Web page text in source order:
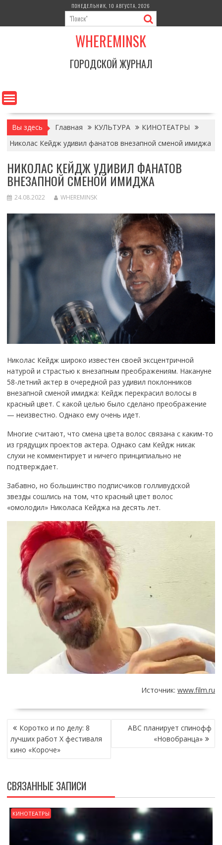
содержимому
ПОНЕДЕЛЬНИК, 10 АВГУСТА, 2026
WHEREMINSK
ГОРОДСКОЙ ЖУРНАЛ
Вы здесь Главная КУЛЬТУРА
КИНОТЕАТРЫ
Николас Кейдж удивил фанатов внезапной сменой имиджа
НИКОЛАС КЕЙДЖ УДИВИЛ ФАНАТОВ
ВНЕЗАПНОЙ СМЕНОЙ ИМИДЖА
24.08.2022 WHEREMINSK
Николас Кейдж широко известен своей эксцентричной
натурой и страстью к внезапным преображениям. Накануне
58-летний актер в очередной раз удивил поклонников
внезапной сменой имиджа: Кейдж перекрасил волосы в
красный цвет. С какой целью было сделано преображение
— неизвестно. Однако ему очень идет.
Многие считают, что смена цвета волос связана с каким-то
из грядущих проектов актера. Однако сам Кейдж никак
слухи не комментирует и ничего принципиально не
подтверждает.
Забавно, но большинство подписчиков голливудской
звезды сошлись на том, что красный цвет волос
«омолодил» Николаса Кейджа на десять лет.
Источник:www.film.ru
НАВИГАЦИЯ
ПО
ЗАПИСЯМ
Коротко и по делу: 8
лучших работ X фестиваля
кино «Короче»
ABC планирует спинофф
«Новобранца»
СВЯЗАННЫЕ ЗАПИСИ
КИНОТЕАТРЫ